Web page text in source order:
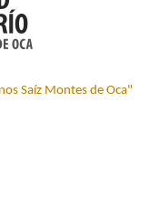
Saíz Montes de Oca"